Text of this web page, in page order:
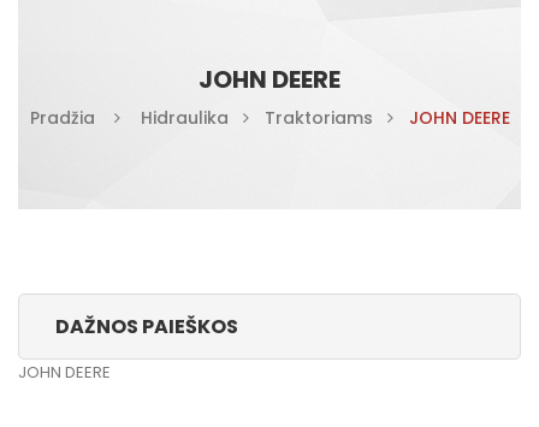
JOHN DEERE
Pradžia Hidraulika Traktoriams JOHN DEERE
DAŽNOS PAIEŠKOS
JOHN DEERE